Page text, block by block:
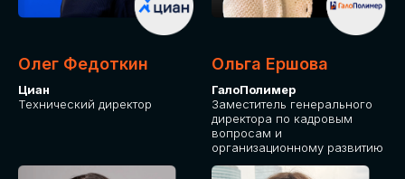
Олег Федоткин
Циан
Технический директор
Ольга Ершова
ГалоПолимер
Заместитель генерального
директора по кадровым
вопросам и
организационному развитию